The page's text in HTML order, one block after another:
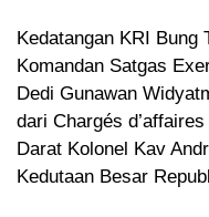
Kedatangan KRI Bung
Komandan Satgas
Dedi Gunawan
dari Chargés
Darat Kolonel Kav
Kedutaan Besar